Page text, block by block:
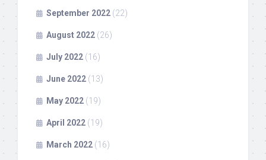
September 2022 (22)
August 2022 (26)
July 2022 (16)
June 2022 (13)
May 2022 (19)
April 2022 (19)
March 2022 (16)